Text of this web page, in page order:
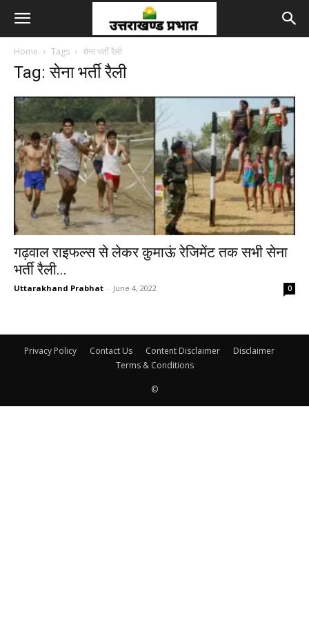
Home Tags सेना भर्ती रैली
Tag: सेना भर्ती रैली
गढ़वाल राइफल्स से लेकर कुमाऊं रेजिमेंट तक सभी सेना
भर्ती रैली...
Uttarakhand Prabhat - June 4, 2022 0
Privacy Policy Contact Us Content Disclaimer
Disclaimer
Terms & Conditions
©